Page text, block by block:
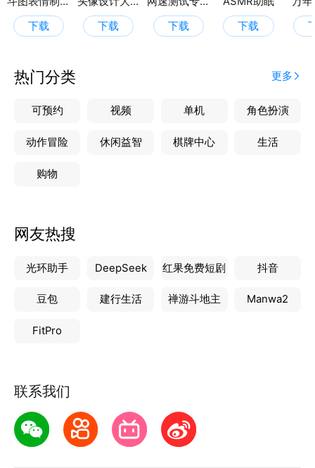
下载 下载 下载 下载
热门分类 更多
可预约 视频 单机 角色扮演
动作冒险 休闲益智 棋牌中心 生活
购物
网友热搜
光环助手 DeepSeek 红果免费短剧 抖音
豆包 建行生活 禅游斗地主 Manwa2
FitPro
联系我们